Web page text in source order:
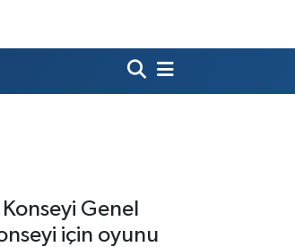
Genel
için oyunu